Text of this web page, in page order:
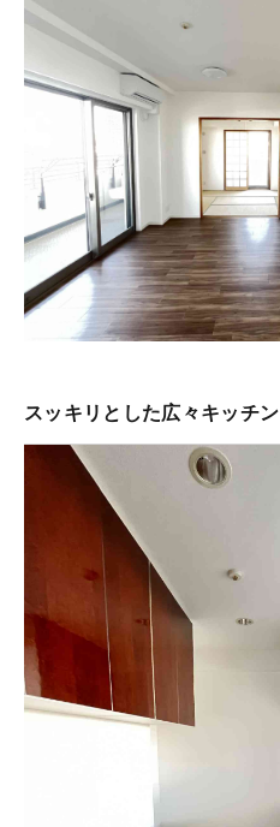
スッキリとした広々キッチン